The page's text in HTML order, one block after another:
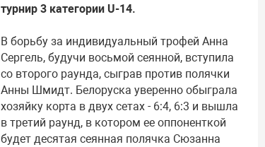
турнир 3 категории U-14.
В борьбу за индивидуальный трофей Анна
Сергель, будучи восьмой сеянной, вступила
со второго раунда, сыграв против полячки
Анны Шмидт. Белоруска уверенно обыграла
хозяйку корта в двух сетах - 6:4, 6:3 и вышла
в третий раунд, в котором ее оппоненткой
будет десятая сеянная полячка Сюзанна